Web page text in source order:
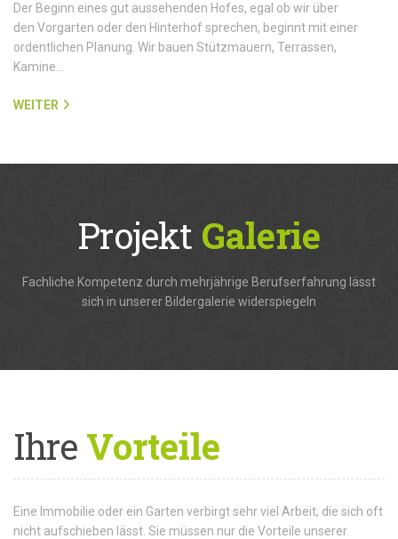
Der Beginn eines gut aussehenden Hofes, egal ob wir über
den Vorgarten oder den Hinterhof sprechen, beginnt mit einer
ordentlichen Planung. Wir bauen Stützmauern, Terrassen,
Kamine…
WEITER
Projekt Galerie
Fachliche Kompetenz durch mehrjährige Berufserfahrung lässt
sich in unserer Bildergalerie widerspiegeln
IhreVorteile
Eine Immobilie oder ein Garten verbirgt sehr viel Arbeit, die sich oft
nicht aufschieben lässt. Sie müssen nur die Vorteile unserer